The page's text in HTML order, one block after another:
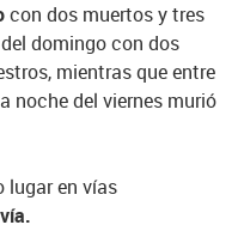
con dos muertos y tres
domingo con dos
mientras que entre
noche del viernes murió
lugar en vías